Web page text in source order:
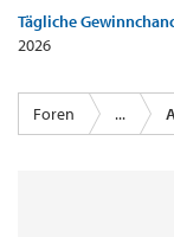
Tägliche
2026
Foren ...